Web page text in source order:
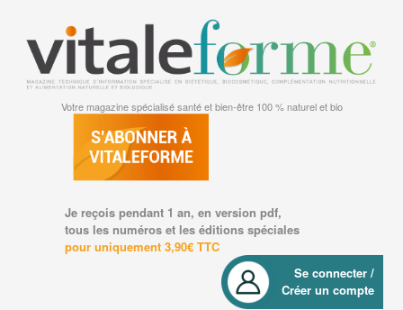
Votre magazine spécialisé santé et bien-être 100 % naturel et bio
Je reçois pendant 1 an, en version pdf,
tous les numéros et les éditions spéciales
pour uniquement 3,90€ TTC
Se connecter /
Créer un compte